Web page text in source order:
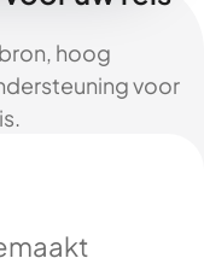
hoog
voor